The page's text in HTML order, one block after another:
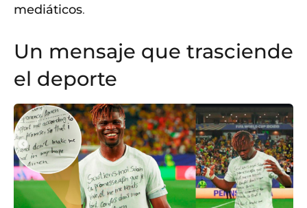
mediáticos.
Un mensaje que trasciende
el deporte